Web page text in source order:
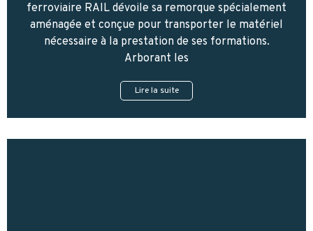
ferroviaire RAIL dévoile sa remorque spécialement
aménagée et conçue pour transporter le matériel
nécessaire à la prestation de ses formations.
Arborant les
Lire la suite